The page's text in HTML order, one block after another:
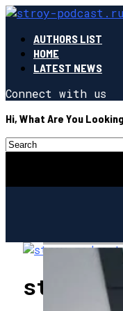
AUTHORS LIST
HOME
LATEST NEWS
Connect with us
Hi, What Are You
stroy-